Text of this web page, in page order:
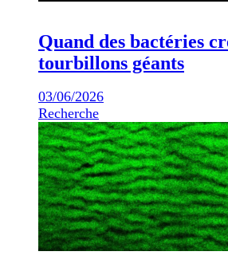
Quand des bactéries
tourbillons géants
03/06/2026
Recherche